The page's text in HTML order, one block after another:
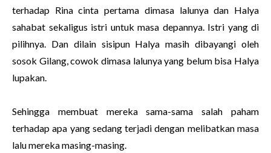
terhadap Rina cinta pertama dimasa lalunya dan Halya
sahabat sekaligus istri untuk masa depannya. Istri yang di
pilihnya. Dan dilain sisipun Halya masih dibayangi oleh
sosok Gilang, cowok dimasa lalunya yang belum bisa Halya
lupakan.
Sehingga membuat mereka sama-sama salah paham
terhadap apa yang sedang terjadi dengan melibatkan masa
lalu mereka masing-masing.